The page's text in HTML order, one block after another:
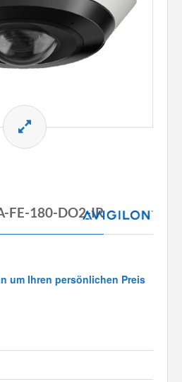
FE-180-DO2-IR
um Ihren persönlichen Preis